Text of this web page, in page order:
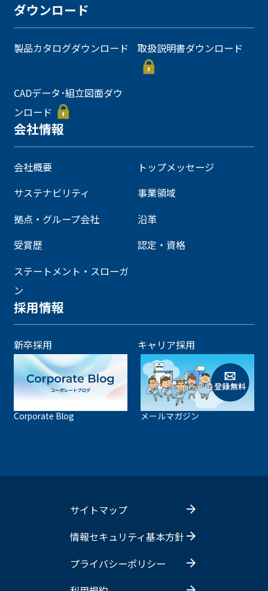
ダウンロード
製品カタログダウンロード 取扱説明書ダウンロード
CADデータ･組立図面ダウ
ンロード
会社情報
会社概要
トップメッセージ
サステナビリティ
事業領域
拠点・グループ会社
沿革
受賞歴
認定・資格
ステートメント・スローガ
ン
採用情報
新卒採用 キャリア採用
Corporate Blog メールマガジン
サイトマップ
情報セキュリティ基本方針
プライバシーポリシー